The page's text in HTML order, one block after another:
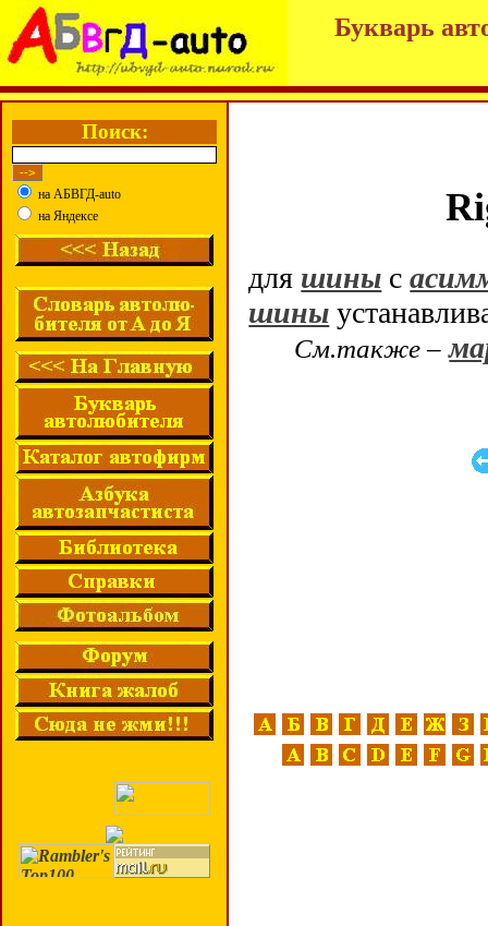
Букварь
Поиск:
на АБВГД-auto
на Яндексе
для шины с
шины
См.также –